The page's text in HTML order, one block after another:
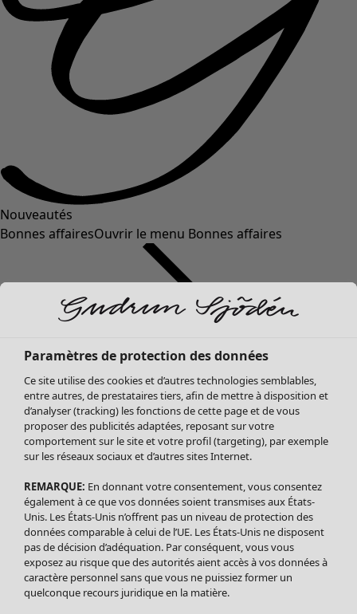
Nouveautés
Bonnes affairesOuvrir le menu Bonnes affaires
Soldes Vêtements
Tous les vêtements
Robes
Tuniques
Blouses
Tops
Gilets
Pantalon
Jupes
Paramètres de protection des données
Ce site utilise des cookies et d’autres technologies semblables,
entre autres, de prestataires tiers, afin de mettre à disposition et
d’analyser (tracking) les fonctions de cette page et de vous
proposer des publicités adaptées, reposant sur votre
comportement sur le site et votre profil (targeting), par exemple
sur les réseaux sociaux et d’autres sites Internet.
REMARQUE: En donnant votre consentement, vous consentez
également à ce que vos données soient transmises aux États-
Unis. Les États-Unis n’offrent pas un niveau de protection des
données comparable à celui de l’UE. Les États-Unis ne disposent
pas de décision d’adéquation. Par conséquent, vous vous
exposez au risque que des autorités aient accès à vos données à
caractère personnel sans que vous ne puissiez former un
quelconque recours juridique en la matière.